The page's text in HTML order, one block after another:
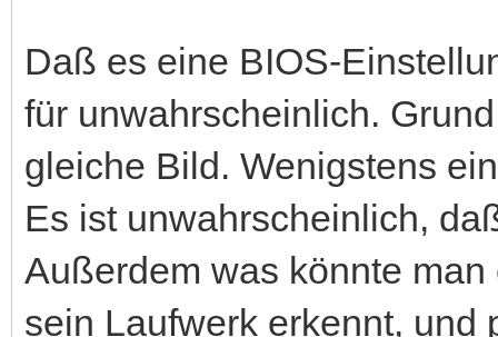
Daß es eine BIOS-
für unwahrscheinlich.
gleiche Bild. Wenigstens
Es ist unwahrscheinlich,
Außerdem was könnte
sein Laufwerk erkennt, und